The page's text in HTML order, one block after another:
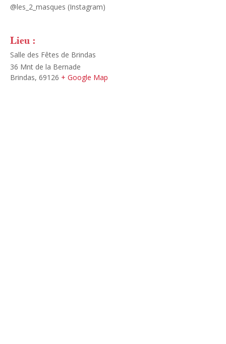
@les_2_masques (Instagram)
Lieu :
Salle des Fêtes de Brindas
36 Mnt de la Bernade
Brindas, 69126 + Google Map